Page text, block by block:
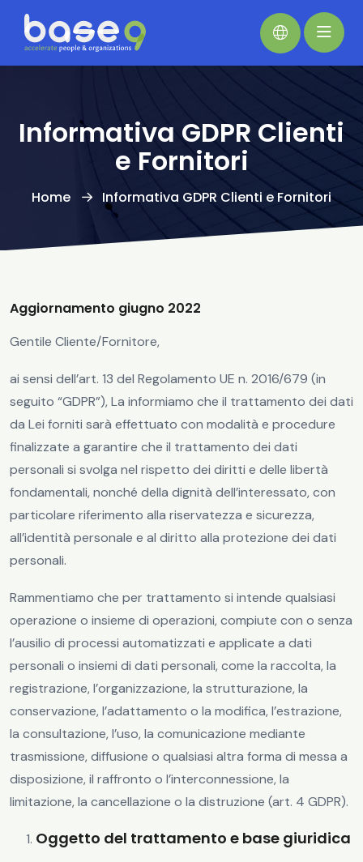
Informativa GDPR Clienti
e Fornitori
Home Informativa GDPR Clienti e Fornitori
Aggiornamento giugno 2022
Gentile Cliente/Fornitore,
ai sensi dell’art. 13 del Regolamento UE n. 2016/679 (in
seguito “GDPR”), La informiamo che il trattamento dei dati
da Lei forniti sarà effettuato con modalità e procedure
finalizzate a garantire che il trattamento dei dati
personali si svolga nel rispetto dei diritti e delle libertà
fondamentali, nonché della dignità dell’interessato, con
particolare riferimento alla riservatezza e sicurezza,
all’identità personale e al diritto alla protezione dei dati
personali.
Rammentiamo che per trattamento si intende qualsiasi
operazione o insieme di operazioni, compiute con o senza
l’ausilio di processi automatizzati e applicate a dati
personali o insiemi di dati personali, come la raccolta, la
registrazione, l’organizzazione, la strutturazione, la
conservazione, l’adattamento o la modifica, l’estrazione,
la consultazione, l’uso, la comunicazione mediante
trasmissione, diffusione o qualsiasi altra forma di messa a
disposizione, il raffronto o l’interconnessione, la
limitazione, la cancellazione o la distruzione (art. 4 GDPR).
Oggetto del trattamento e base giuridica